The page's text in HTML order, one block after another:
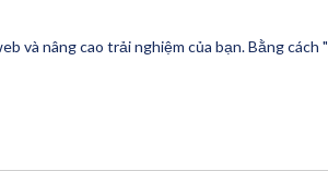
và nâng cao trải nghiệm của bạn. Bằng cách "